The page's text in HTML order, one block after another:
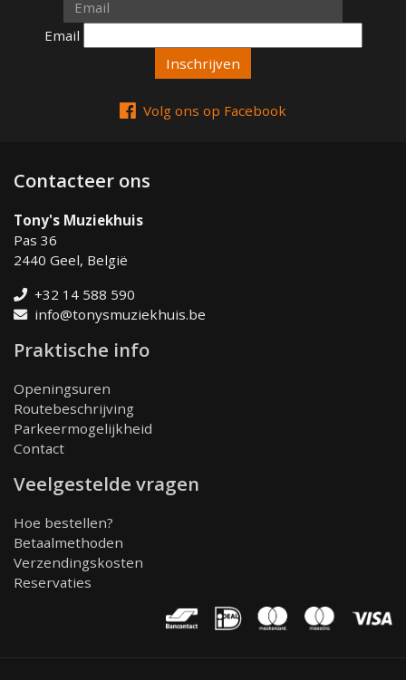
Email
Email
Volg ons op Facebook
Contacteer ons
Tony's Muziekhuis
Pas 36
2440 Geel, België
+32 14 588 590
info@tonysmuziekhuis.be
Praktische info
Openingsuren
Routebeschrijving
Parkeermogelijkheid
Contact
Veelgestelde vragen
Hoe bestellen?
Betaalmethoden
Verzendingskosten
Reservaties